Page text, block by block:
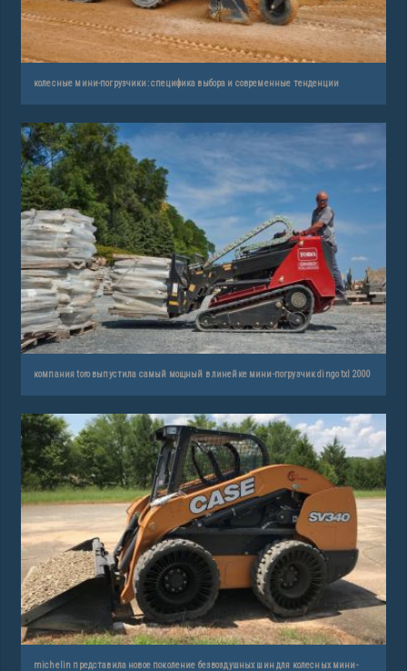
колесные мини-погрузчики: специфика выбора и современные тенденции
компания toro выпустила самый мощный в линейке мини-погрузчик dingo txl 2000
michelin представила новое поколение безвоздушных шин для колесных мини-